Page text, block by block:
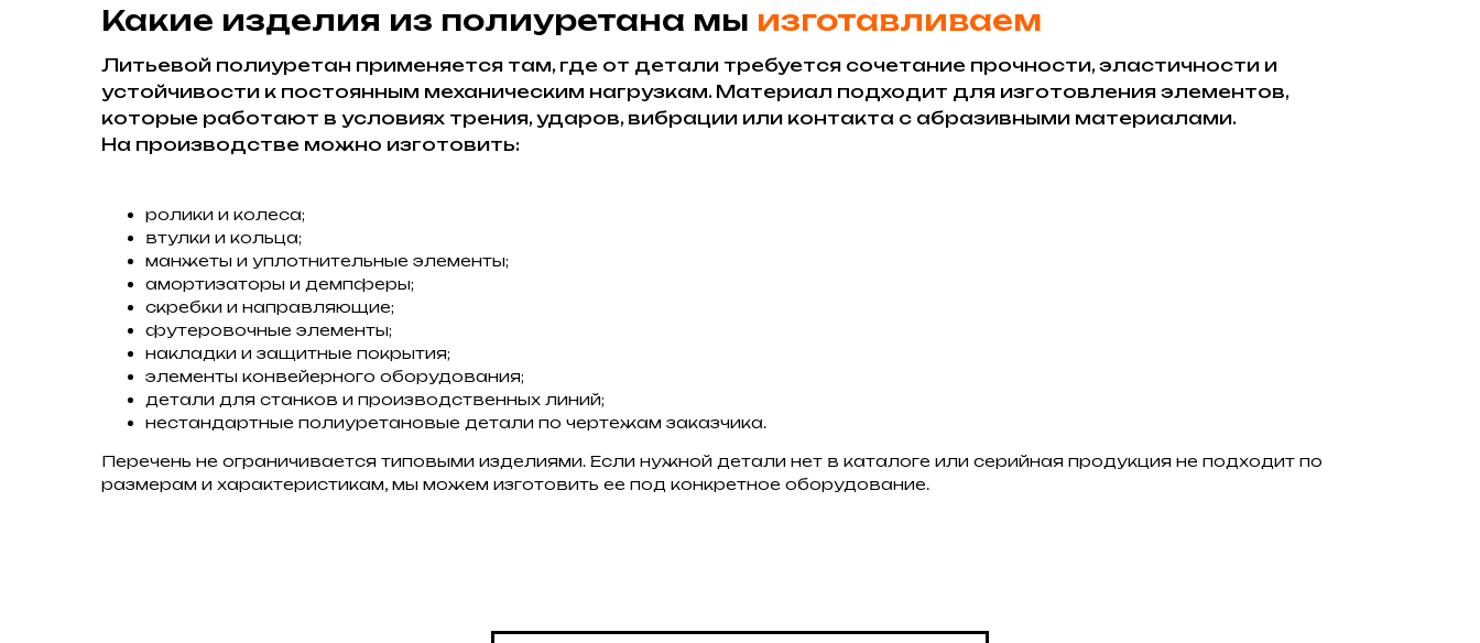
Какие изделия из полиуретана мы изготавливаем
Литьевой полиуретан применяется там, где от детали требуется сочетание прочности, эластичности и
устойчивости к постоянным механическим нагрузкам. Материал подходит для изготовления элементов,
которые работают в условиях трения, ударов, вибрации или контакта с абразивными материалами.
На производстве можно изготовить:
ролики и колеса;
втулки и кольца;
манжеты и уплотнительные элементы;
амортизаторы и демпферы;
скребки и направляющие;
футеровочные элементы;
накладки и защитные покрытия;
элементы конвейерного оборудования;
детали для станков и производственных линий;
нестандартные полиуретановые детали по чертежам заказчика.
Перечень не ограничивается типовыми изделиями. Если нужной детали нет в каталоге или серийная продукция не подходит по
размерам и характеристикам, мы можем изготовить ее под конкретное оборудование.